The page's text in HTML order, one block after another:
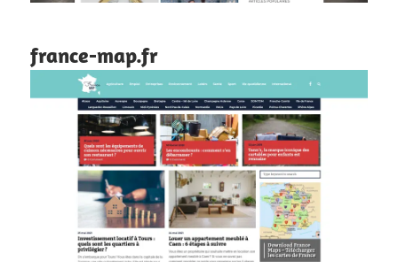
france-map.fr